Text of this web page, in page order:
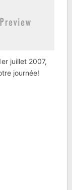
juillet 2007,
journée!